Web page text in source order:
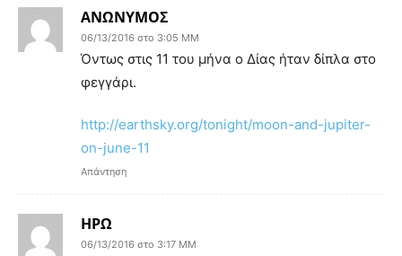
ΑΝΩΝΥΜΟΣ
06/13/2016 στο 3:05 ΜΜ
Όντως στις 11 του μήνα ο Δίας ήταν δίπλα στο
φεγγάρι.
http://earthsky.org/tonight/moon-and-jupiter-
on-june-11
Απάντηση
ΗΡΩ
06/13/2016 στο 3:17 ΜΜ